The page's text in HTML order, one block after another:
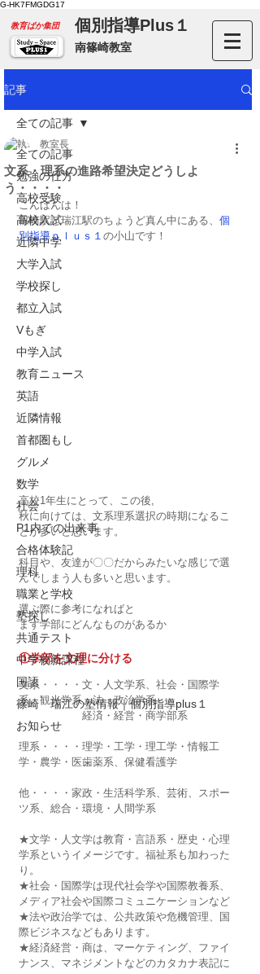
G-HK7FMGDG17
​教育ばか集団 個別指導Plus１
南篠崎教室
記事
全ての記事
勉強の仕方
高校受験
高校入試
近隣中学
大学入試
学校探し
都立入試
Vもぎ
中学入試
教育ニュース
英語
近隣情報
首都圏もし
グルメ
数学
社会
P1内での出来事
合格体験記
理科
職業と学校
塾探し
共通テスト
中学校新課程
国語
篠崎 瑞江の塾情報｜個別指導plus１
お知らせ
全ての記事
文系・理系の進路希望決定どうしよ
う・・・・
教室長
こんばんは！
篠崎駅と瑞江駅のちょうど真ん中にある、 個
別指導ｐｌｕｓ１ の小山です！
高校1年生にとって、この後,
秋に向けては、文系理系選択の時期になるこ
とが多いと思います。
科目や、友達が〇〇だからみたいな感じで選
んでしまう人も多いと思います。
選ぶ際に参考になればと
まず学部にどんなものがあるか
①学部を文理に分ける
文系・・・・文・人文学系、社会・国際学
系、観光学系、法・政治学系
経済・経営・商学部系
理系・・・・理学・工学・理工学・情報工
学・農学・医歯薬系、保健看護学
他・・・・家政・生活科学系、芸術、スポー
ツ系、総合・環境・人間学系
★文学・人文学は教育・言語系・歴史・心理
学系というイメージです。福祉系も加わった
り。
★社会・国際学は現代社会学や国際教養系、
メディア社会や国際コミュニケーションなど
★法や政治学では、公共政策や危機管理、国
際ビジネスなどもあります。
★経済経営・商は、マーケティング、ファイ
ナンス、マネジメントなどのカタカナ表記に